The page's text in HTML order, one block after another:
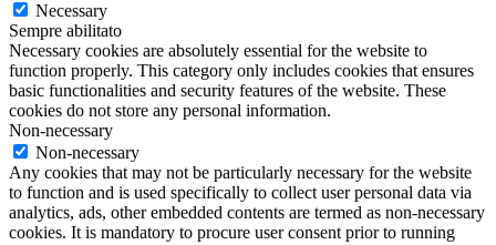
Necessary
Sempre abilitato
Necessary cookies are absolutely essential for the website to
function properly. This category only includes cookies that ensures
basic functionalities and security features of the website. These
cookies do not store any personal information.
Non-necessary
Non-necessary
Any cookies that may not be particularly necessary for the website
to function and is used specifically to collect user personal data via
analytics, ads, other embedded contents are termed as non-necessary
cookies. It is mandatory to procure user consent prior to running